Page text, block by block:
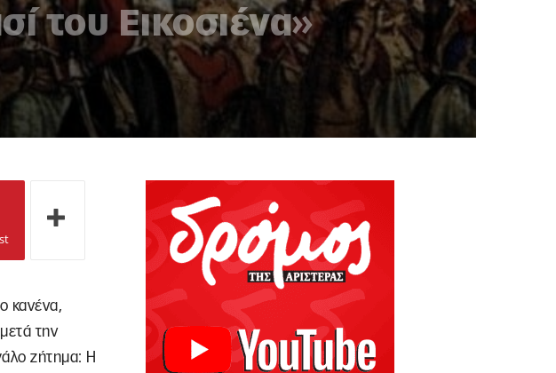
του Εικοσιένα»
κανένα,
την
ζήτημα: Η